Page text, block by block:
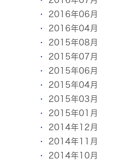
2016年06月
2016年04月
2015年08月
2015年07月
2015年06月
2015年04月
2015年03月
2015年01月
2014年12月
2014年11月
2014年10月